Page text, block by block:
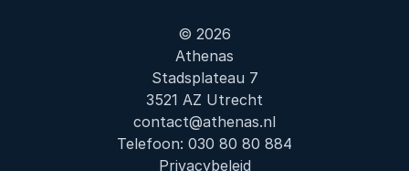
© 2026
Athenas
Stadsplateau 7
3521 AZ Utrecht
contact@athenas.nl
Telefoon: 030 80 80 884
Privacybeleid